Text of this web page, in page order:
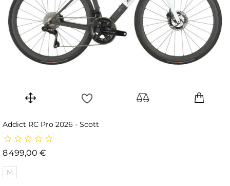
Addict RC Pro 2026 - Scott
8 499,00 €
M